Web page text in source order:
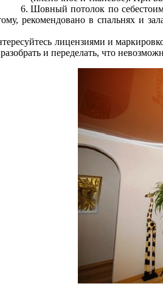
Шовный потолок по
рекомендовано в спальнях и
лицензиями и
и переделать, что